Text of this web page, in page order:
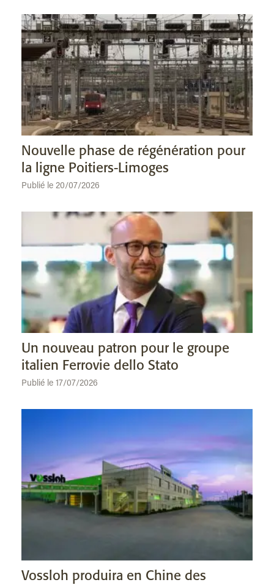
Nouvelle phase de régénération pour
la ligne Poitiers-Limoges
Publié le 20/07/2026
Un nouveau patron pour le groupe
italien Ferrovie dello Stato
Publié le 17/07/2026
Vossloh produira en Chine des